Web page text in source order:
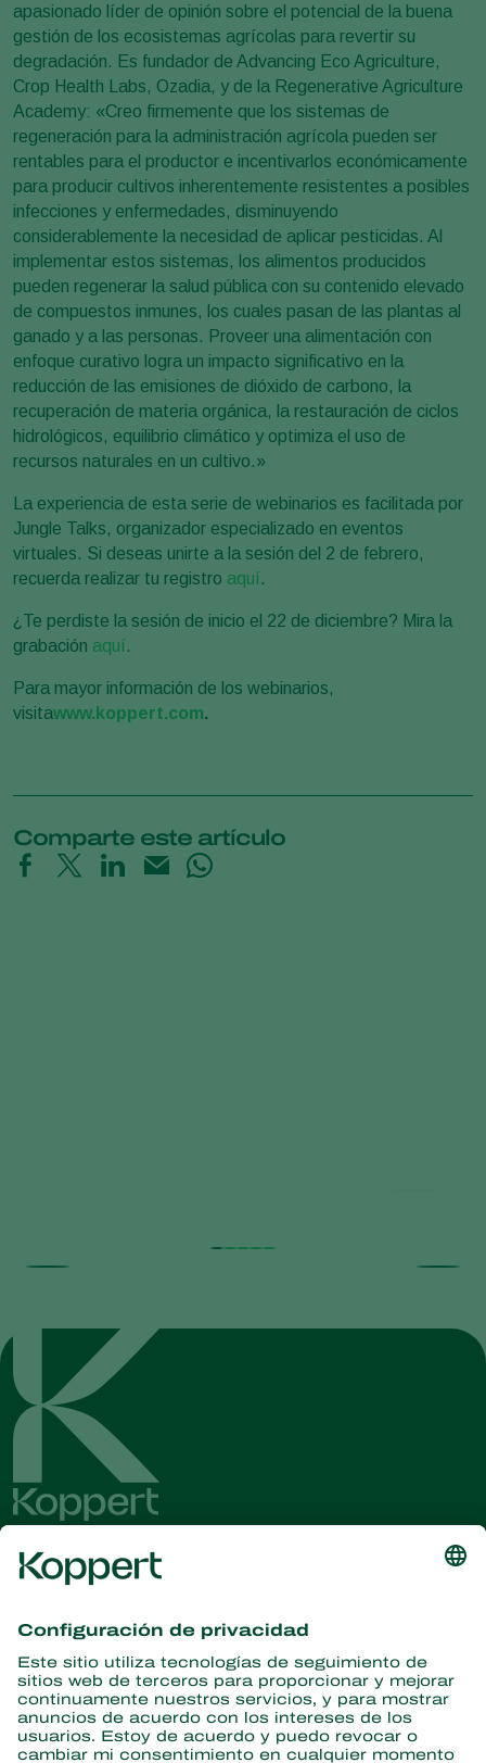
apasionado líder de opinión sobre el potencial de la buena
gestión de los ecosistemas agrícolas para revertir su
degradación. Es fundador de Advancing Eco Agriculture,
Crop Health Labs, Ozadia, y de la Regenerative Agriculture
Academy: «Creo firmemente que los sistemas de
regeneración para la administración agrícola pueden ser
rentables para el productor e incentivarlos económicamente
para producir cultivos inherentemente resistentes a posibles
infecciones y enfermedades, disminuyendo
considerablemente la necesidad de aplicar pesticidas. Al
implementar estos sistemas, los alimentos producidos
pueden regenerar la salud pública con su contenido elevado
de compuestos inmunes, los cuales pasan de las plantas al
ganado y a las personas. Proveer una alimentación con
enfoque curativo logra un impacto significativo en la
reducción de las emisiones de dióxido de carbono, la
recuperación de materia orgánica, la restauración de ciclos
hidrológicos, equilibrio climático y optimiza el uso de
recursos naturales en un cultivo.»
La experiencia de esta serie de webinarios es facilitada por
Jungle Talks, organizador especializado en eventos
virtuales. Si deseas unirte a la sesión del 2 de febrero,
recuerda realizar tu registro aquí.
¿Te perdiste la sesión de inicio el 22 de diciembre? Mira la
grabación aquí.
Para mayor información de los webinarios,
visitawww.koppert.com.
Comparte este artículo
información
Suscríbase aquí
Partners with Nature